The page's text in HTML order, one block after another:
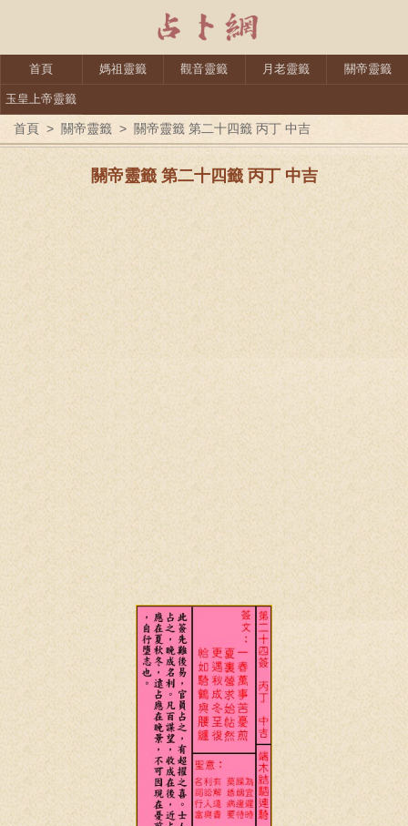
首頁 媽祖靈籤 觀音靈籤 月老靈籤 關帝靈籤
玉皇上帝靈籤
首頁 > 關帝靈籤 > 關帝靈籤 第二十四籤 丙丁 中吉
關帝靈籤 第二十四籤 丙丁 中吉